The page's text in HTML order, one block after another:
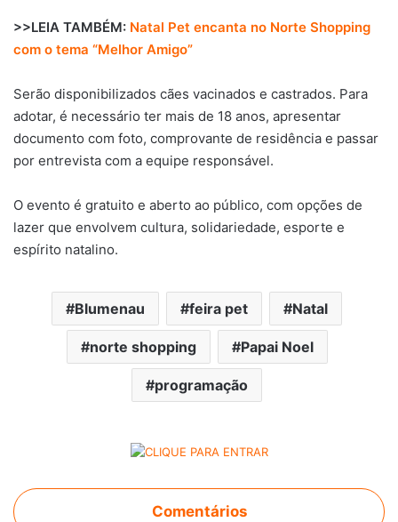
>>LEIA TAMBÉM: Natal Pet encanta no Norte Shopping
com o tema “Melhor Amigo”
Serão disponibilizados cães vacinados e castrados. Para
adotar, é necessário ter mais de 18 anos, apresentar
documento com foto, comprovante de residência e passar
por entrevista com a equipe responsável.
O evento é gratuito e aberto ao público, com opções de
lazer que envolvem cultura, solidariedade, esporte e
espírito natalino.
Blumenau feira pet Natal
norte shopping Papai Noel
programação
Comentários